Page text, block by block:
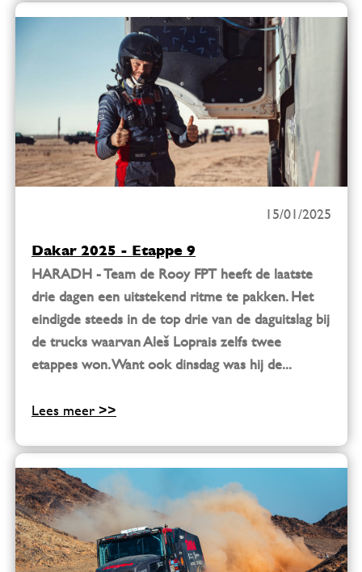
15/01/2025
Dakar 2025 - Etappe 9
HARADH - Team de Rooy FPT heeft de laatste
drie dagen een uitstekend ritme te pakken. Het
eindigde steeds in de top drie van de daguitslag bij
de trucks waarvan Aleš Loprais zelfs twee
etappes won. Want ook dinsdag was hij de...
Lees meer >>